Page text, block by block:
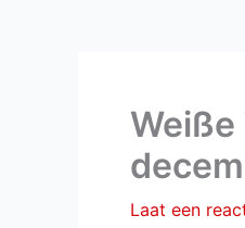
Laat een